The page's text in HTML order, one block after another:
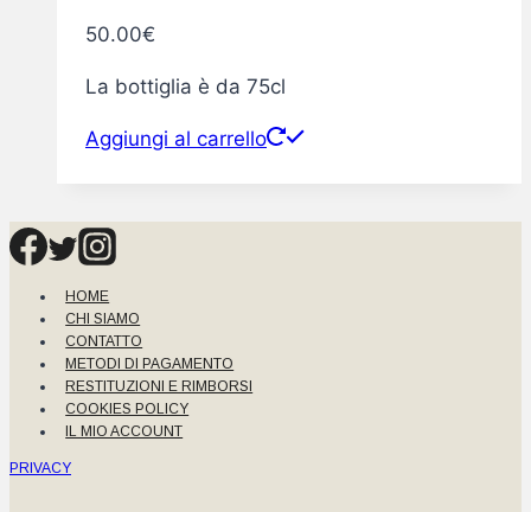
50.00€
La bottiglia è da 75cl
Aggiungi al carrello
HOME
CHI SIAMO
CONTATTO
METODI DI PAGAMENTO
RESTITUZIONI E RIMBORSI
COOKIES POLICY
IL MIO ACCOUNT
PRIVACY